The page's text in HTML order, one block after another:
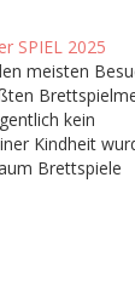
SPIEL 2025
meisten
kein
Kindheit
Brettspiele
ab und an Risiko